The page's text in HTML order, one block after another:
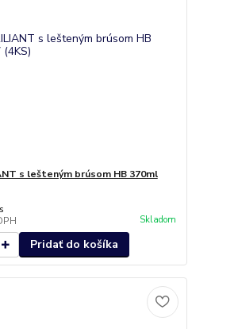
s lešteným brúsom HB 370ml
Skladom
Pridať do košíka